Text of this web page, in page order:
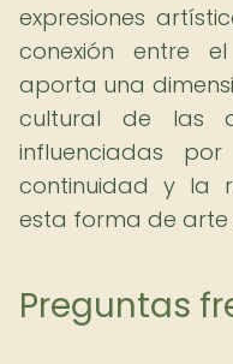
expresiones
conexión entre
aporta una
cultural de las
influenciadas
continuidad y la
esta forma de
Preguntas